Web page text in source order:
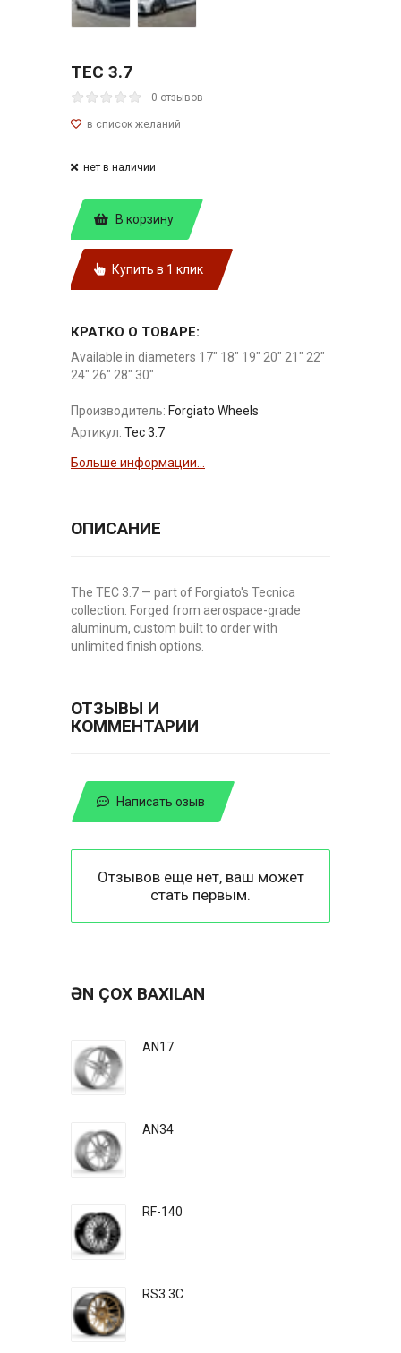
TEC 3.7
0 отзывов
нет в наличии
В корзину
Купить в 1 клик
КРАТКО О ТОВАРЕ:
Available in diameters 17" 18" 19" 20" 21" 22"
24" 26" 28" 30"
Производитель: Forgiato Wheels
Артикул: Tec 3.7
Больше информации...
ОПИСАНИЕ
The TEC 3.7 — part of Forgiato's Tecnica
collection. Forged from aerospace-grade
aluminum, custom built to order with
unlimited finish options.
ОТЗЫВЫ И
КОММЕНТАРИИ
Написать озыв
Отзывов еще нет, ваш может
стать первым.
ƏN ÇOX BAXILAN
AN17
AN34
RF-140
RS3.3C